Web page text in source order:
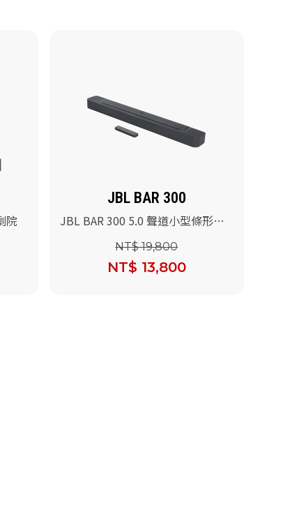
院
JBL BAR 300
JBL BAR 300 5.0 聲道小型條形喇
NT$ 19,800
NT$ 13,800